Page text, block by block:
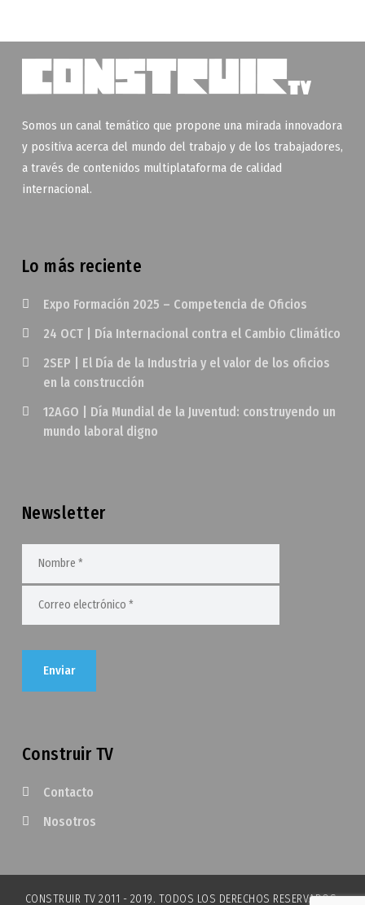
Somos un canal temático que propone una mirada innovadora
y positiva acerca del mundo del trabajo y de los trabajadores,
a través de contenidos multiplataforma de calidad
internacional.
Lo más reciente
Expo Formación 2025 – Competencia de Oficios
24 OCT | Día Internacional contra el Cambio Climático
2SEP | El Día de la Industria y el valor de los oficios
en la construcción
12AGO | Día Mundial de la Juventud: construyendo un
mundo laboral digno
Newsletter
Construir TV
Contacto
Nosotros
CONSTRUIR TV 2011 - 2019. TODOS LOS DERECHOS RESERVADOS.